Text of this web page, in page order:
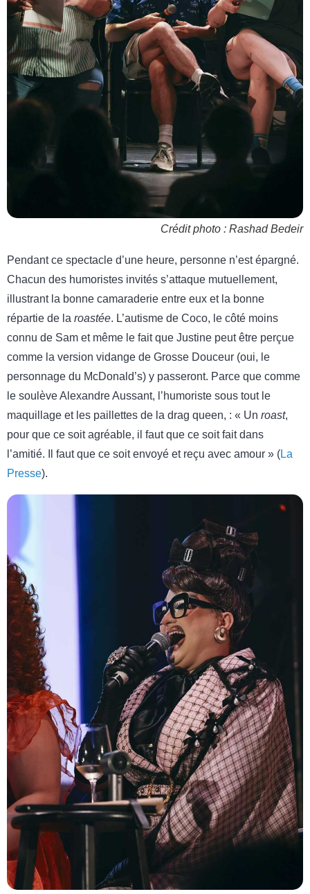
Crédit photo : Rashad Bedeir
Pendant ce spectacle d’une heure, personne n’est épargné.
Chacun des humoristes invités s’attaque mutuellement,
illustrant la bonne camaraderie entre eux et la bonne
répartie de la roastée. L’autisme de Coco, le côté moins
connu de Sam et même le fait que Justine peut être perçue
comme la version vidange de Grosse Douceur (oui, le
personnage du McDonald’s) y passeront. Parce que comme
le soulève Alexandre Aussant, l’humoriste sous tout le
maquillage et les paillettes de la drag queen, : « Un roast,
pour que ce soit agréable, il faut que ce soit fait dans
l’amitié. Il faut que ce soit envoyé et reçu avec amour » (La
Presse).